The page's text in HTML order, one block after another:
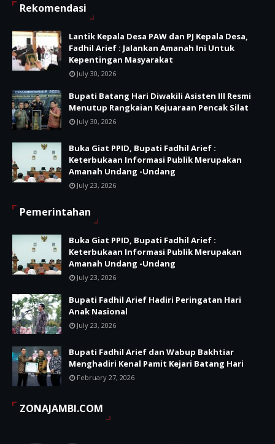
Rekomendasi
Lantik Kepala Desa PAW dan PJ Kepala Desa,
Fadhil Arief : Jalankan Amanah Ini Untuk
Kepentingan Masyarakat
July 30, 2026
Bupati Batang Hari Diwakili Asisten III Resmi
Menutup Rangkaian Kejuaraan Pencak Silat
July 30, 2026
Buka Giat PPID, Bupati Fadhil Arief :
Keterbukaan Informasi Publik Merupakan
Amanah Undang -Undang
July 23, 2026
Pemerintahan
Buka Giat PPID, Bupati Fadhil Arief :
Keterbukaan Informasi Publik Merupakan
Amanah Undang -Undang
July 23, 2026
Bupati Fadhil Arief Hadiri Peringatan Hari
Anak Nasional
July 23, 2026
Bupati Fadhil Arief dan Wabup Bakhtiar
Menghadiri Kenal Pamit Kejari Batang Hari
February 27, 2026
ZONAJAMBI.COM